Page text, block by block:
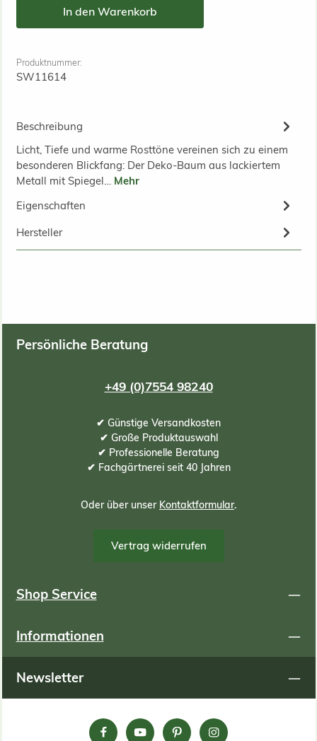
In den Warenkorb
Produktnummer:
SW11614
Beschreibung
Licht, Tiefe und warme Rosttöne vereinen sich zu einem
besonderen Blickfang: Der Deko-Baum aus lackiertem
Metall mit Spiegel… Mehr
Eigenschaften
Hersteller
Persönliche Beratung
+49 (0)7554 98240
✔ Günstige Versandkosten
✔ Große Produktauswahl
✔ Professionelle Beratung
✔ Fachgärtnerei seit 40 Jahren
Oder über unser Kontaktformular.
Vertrag widerrufen
Shop Service
Informationen
Newsletter